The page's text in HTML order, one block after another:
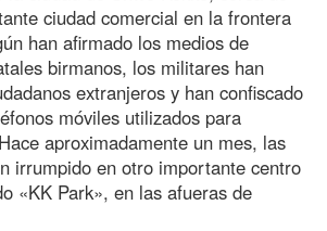
ciudad comercial en la frontera
han afirmado los medios de
birmanos, los militares han
extranjeros y han confiscado
móviles utilizados para
aproximadamente un mes, las
irrumpido en otro importante centro
«KK Park», en las afueras de